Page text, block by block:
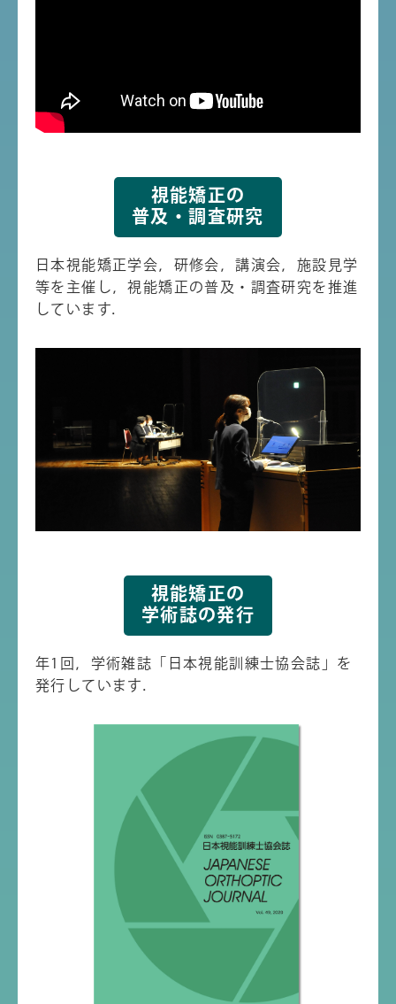
視能矯正の
普及・調査研究
日本視能矯正学会，研修会，講演会，施設見学
等を主催し，視能矯正の普及・調査研究を推進
しています．
視能矯正の
学術誌の発行
年1回，学術雑誌「日本視能訓練士協会誌」を
発行しています．